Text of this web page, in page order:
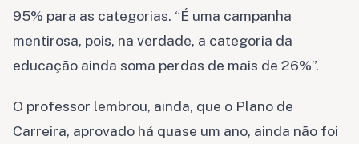
95% para as categorias. “É uma campanha
mentirosa, pois, na verdade, a categoria da
educação ainda soma perdas de mais de 26%”.
O professor lembrou, ainda, que o Plano de
Carreira, aprovado há quase um ano, ainda não foi